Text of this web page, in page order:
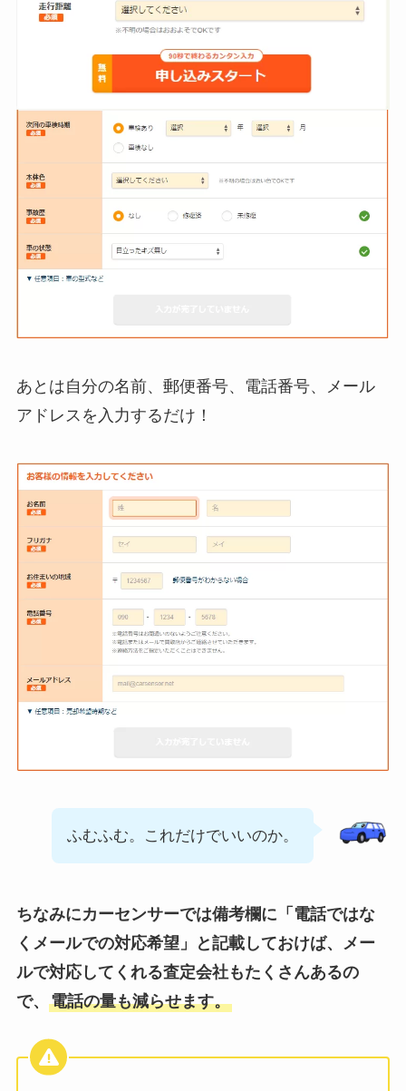
あとは自分の名前、郵便番号、電話番号、メール
アドレスを入力するだけ！
ふむふむ。これだけでいいのか。
ちなみにカーセンサーでは備考欄に「電話ではな
くメールでの対応希望」と記載しておけば、メー
ルで対応してくれる査定会社もたくさんあるの
で、 電話の量も減らせます。